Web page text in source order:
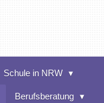
Schule in NRW
Berufsberatung